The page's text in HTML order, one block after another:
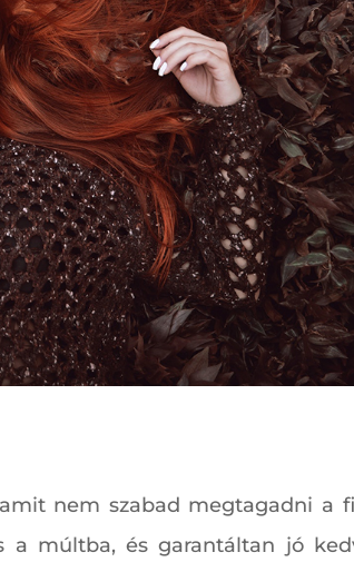
nem szabad megtagadni a
a múltba, és garantáltan jó